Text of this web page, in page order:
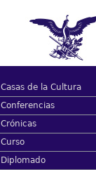
Casas de la Cultura
Conferencias
Crónicas
Curso
Diplomado